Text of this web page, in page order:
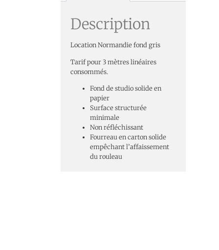
Description
Location Normandie fond gris
Tarif pour 3 mètres linéaires
consommés.
Fond de studio solide en
papier
Surface structurée
minimale
Non réfléchissant
Fourreau en carton solide
empêchant l’affaissement
du rouleau